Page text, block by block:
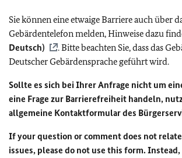
Sie können eine etwaige Barriere auch über
Gebärdentelefon melden, Hinweise dazu
Deutsch)
. Bitte beachten Sie, dass das
Deutscher Gebärdensprache geführt wird.
Sollte es sich bei Ihrer Anfrage nicht um
eine Frage zur Barrierefreiheit handeln,
allgemeine Kontaktformular des
If your question or comment does not
issues, please do not use this form.